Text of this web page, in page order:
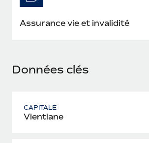
En savoir plus
Assurance vie et invalidité
Données clés
CAPITALE
Vientiane